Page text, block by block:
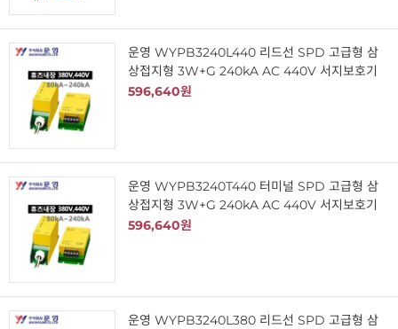
운영 WYPB3240L440 리드선 SPD 고급형 삼
상접지형 3W+G 240kA AC 440V 서지보호기
596,640원
운영 WYPB3240T440 터미널 SPD 고급형 삼
상접지형 3W+G 240kA AC 440V 서지보호기
596,640원
운영 WYPB3240L380 리드선 SPD 고급형 삼